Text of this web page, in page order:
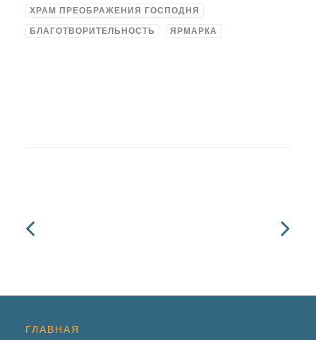
ХРАМ ПРЕОБРАЖЕНИЯ ГОСПОДНЯ
БЛАГОТВОРИТЕЛЬНОСТЬ ЯРМАРКА
ГЛАВНАЯ